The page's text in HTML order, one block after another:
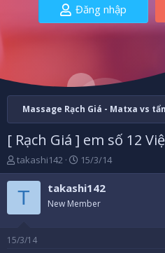
Đăng nhập
Massage Rạch Giá - Matxa vs
[ Rạch Giá ] em số 12
B
ắ
t
đ
takashi142
N
g
à
b
15/3/14
T takashi142
New Member
15/3/14